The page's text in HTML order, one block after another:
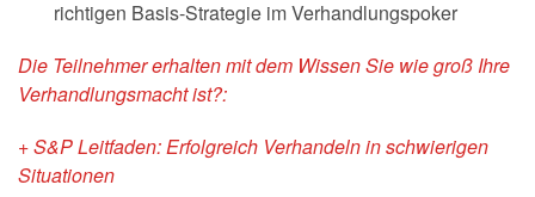
richtigen Basis-Strategie im Verhandlungspoker
Die Teilnehmer erhalten mit dem Wissen Sie wie groß Ihre
Verhandlungsmacht ist?:
+ S&P Leitfaden: Erfolgreich Verhandeln in schwierigen
Situationen